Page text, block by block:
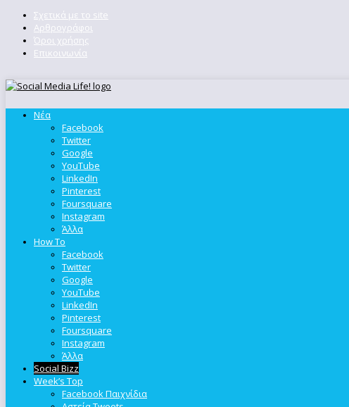
Σχετικά με το site
Αρθρογράφοι
Όροι χρήσης
Επικοινωνία
Νέα
Facebook
Twitter
Google
YouTube
LinkedIn
Pinterest
Foursquare
Instagram
Άλλα
How To
Facebook
Twitter
Google
YouTube
LinkedIn
Pinterest
Foursquare
Instagram
Άλλα
Social Bizz
Week’s Top
Facebook Παιχνίδια